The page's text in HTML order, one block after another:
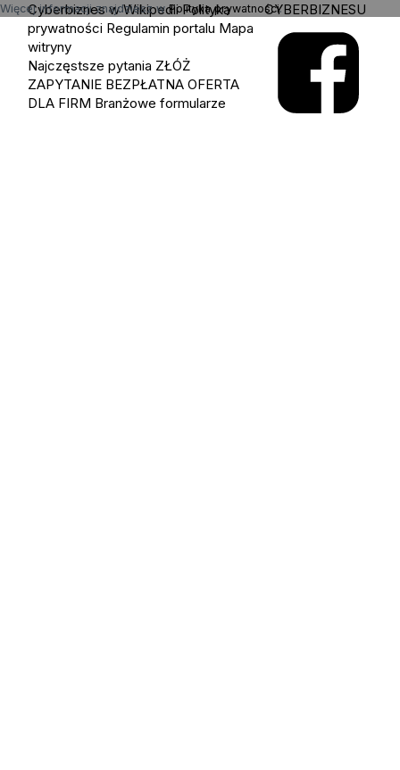
Więcej informacji znajdziesz wPolityka prywatności.
Cyberbiznes w Wikipedii Polityka
prywatności Regulamin portalu Mapa
witryny
Najczęstsze pytania ZŁÓŻ
ZAPYTANIE BEZPŁATNA OFERTA
DLA FIRM Branżowe formularze
CYBERBIZNESU